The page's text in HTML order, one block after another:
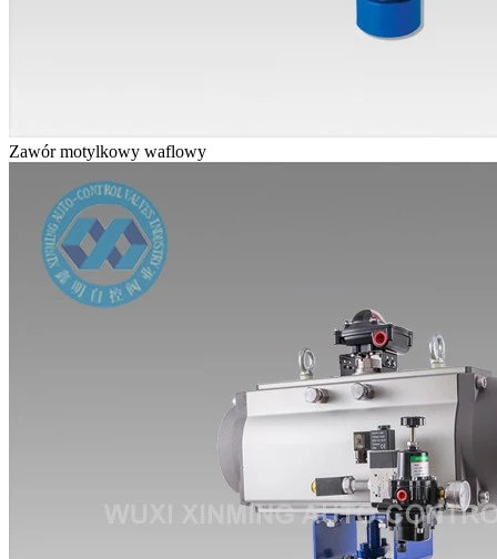
Zawór motylkowy waflowy